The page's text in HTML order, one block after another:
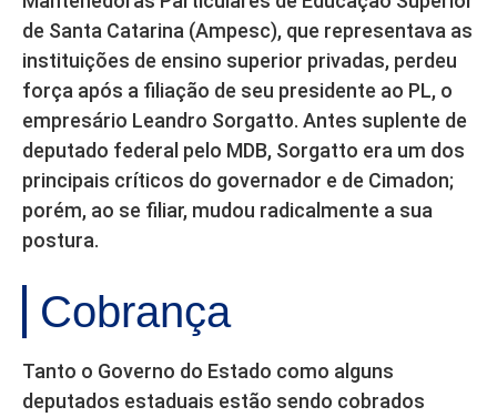
de Santa Catarina (Ampesc), que representava as
instituições de ensino superior privadas, perdeu
força após a filiação de seu presidente ao PL, o
empresário Leandro Sorgatto. Antes suplente de
deputado federal pelo MDB, Sorgatto era um dos
principais críticos do governador e de Cimadon;
porém, ao se filiar, mudou radicalmente a sua
postura.
Cobrança
Tanto o Governo do Estado como alguns
deputados estaduais estão sendo cobrados